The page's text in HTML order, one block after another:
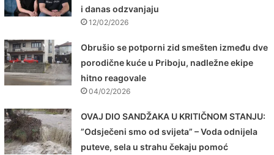
i danas odzvanjaju
12/02/2026
Obrušio se potporni zid smešten između dve
porodične kuće u Priboju, nadležne ekipe
hitno reagovale
04/02/2026
OVAJ DIO SANDŽAKA U KRITIČNOM STANJU:
”Odsječeni smo od svijeta” – Voda odnijela
puteve, sela u strahu čekaju pomoć